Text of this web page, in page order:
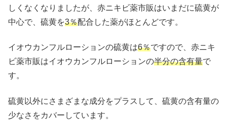
しくなくなりましたが、赤ニキビ薬市販はいまだに硫黄が
中心で、硫黄を3％配合した薬がほとんどです。
イオウカンフルローションの硫黄は6％ですので、赤ニキ
ビ薬市販はイオウカンフルローションの半分の含有量で
す。
硫黄以外にさまざまな成分をプラスして、硫黄の含有量の
少なさをカバーしています。